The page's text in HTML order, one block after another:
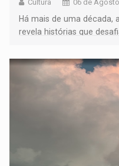
Cultura 06 de
Há mais de uma
revela histórias que
negras